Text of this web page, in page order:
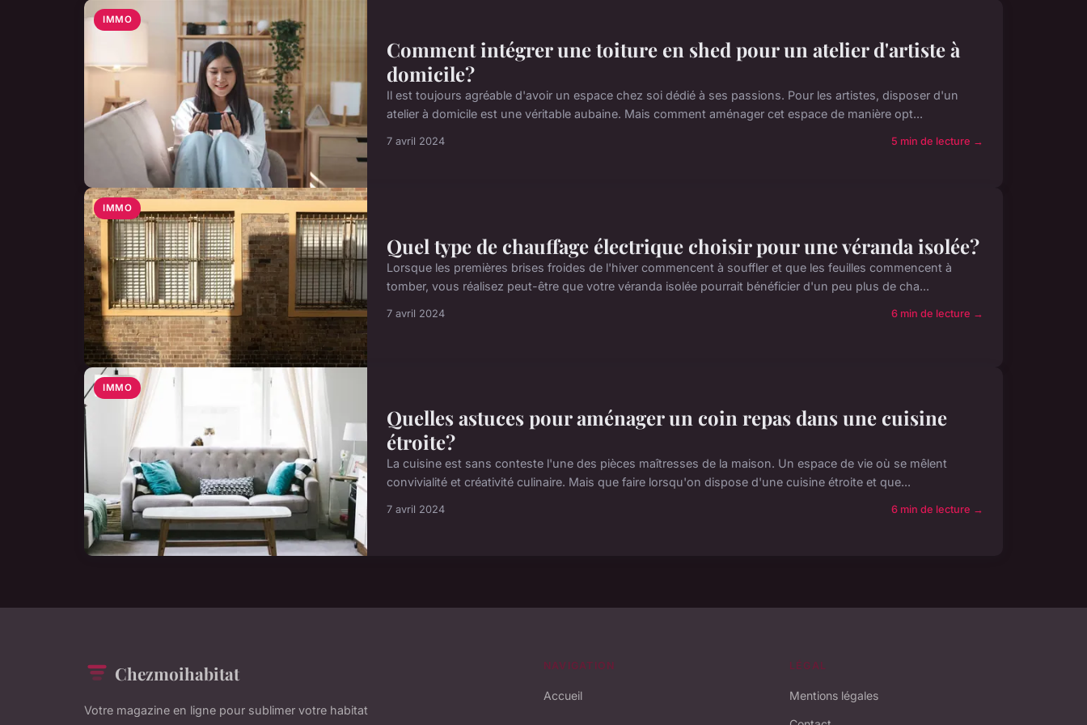
IMMO
Comment intégrer une toiture en shed pour un atelier d'artiste à
domicile?
Il est toujours agréable d'avoir un espace chez soi dédié à ses passions. Pour les artistes, disposer d'un
atelier à domicile est une véritable aubaine. Mais comment aménager cet espace de manière opt...
7 avril 2024 5 min de lecture →
IMMO
Quel type de chauffage électrique choisir pour une véranda isolée?
Lorsque les premières brises froides de l'hiver commencent à souffler et que les feuilles commencent à
tomber, vous réalisez peut-être que votre véranda isolée pourrait bénéficier d'un peu plus de cha...
7 avril 2024 6 min de lecture →
IMMO
Quelles astuces pour aménager un coin repas dans une cuisine
étroite?
La cuisine est sans conteste l'une des pièces maîtresses de la maison. Un espace de vie où se mêlent
convivialité et créativité culinaire. Mais que faire lorsqu'on dispose d'une cuisine étroite et que...
7 avril 2024 6 min de lecture →
Chezmoihabitat
Votre magazine en ligne pour sublimer votre habitat
NAVIGATION
Accueil
LÉGAL
Mentions légales